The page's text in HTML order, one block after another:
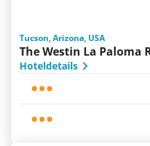
Tucson, Arizona, USA
The Westin La Paloma
Hoteldetails